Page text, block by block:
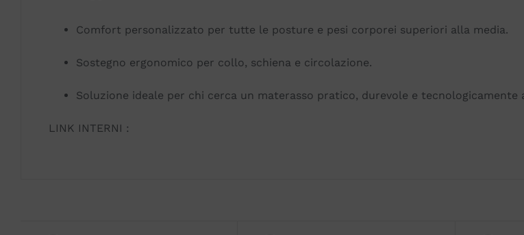
Comfort personalizzato per tutte le posture e pesi corporei superiori alla media.
Sostegno ergonomico per collo, schiena e circolazione.
Soluzione ideale per chi cerca un materasso pratico, durevole e
LINK INTERNI :